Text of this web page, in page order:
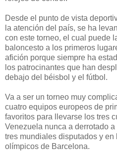
Desde el punto de vista
la atención del país, se ha
con este torneo, el cual puede
baloncesto a los primeros
afición porque siempre ha
los patrocinantes que han
debajo del béisbol y el fútbol.
Va a ser un torneo muy
cuatro equipos europeos de
favoritos para llevarse los tres
Venezuela nunca a derrotado
tres mundiales disputados y
olímpicos de Barcelona.